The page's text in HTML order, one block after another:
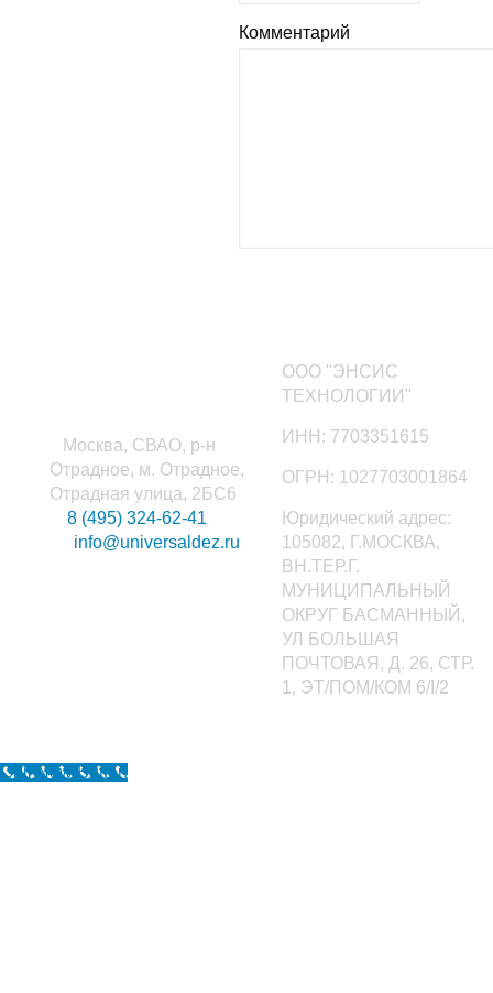
Комментарий
Москва, СВАО, р-н
Отрадное, м. Отрадное,
Отрадная улица, 2БС6
8 (495) 324-62-41
info@universaldez.ru
ООО "ЭНСИС
ТЕХНОЛОГИИ"
ИНН: 7703351615
ОГРН: 1027703001864
Юридический адрес:
105082, Г.МОСКВА,
ВН.ТЕР.Г.
МУНИЦИПАЛЬНЫЙ
ОКРУГ БАСМАННЫЙ,
УЛ БОЛЬШАЯ
ПОЧТОВАЯ, Д. 26, СТР.
1, ЭТ/ПОМ/КОМ 6/I/2
Call Now Button